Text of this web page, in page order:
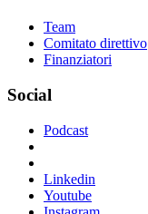
Team
Comitato direttivo
Finanziatori
Social
Podcast
Linkedin
Youtube